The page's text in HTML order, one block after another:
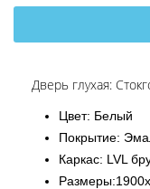
Дверь глухая:
Цвет: Белый
Покрытие:
Каркас: LVL